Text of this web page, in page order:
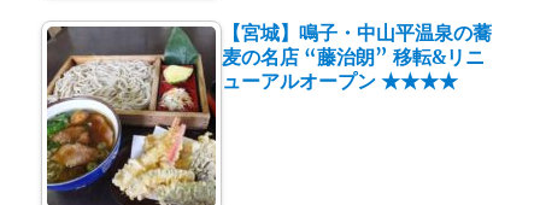
【宮城】鳴子・中山平温泉の蕎
麦の名店 “藤治朗” 移転&リニ
ューアルオープン ★★★★